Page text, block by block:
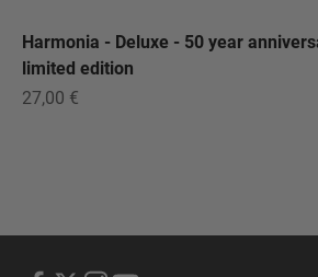
Harmonia - Deluxe - 50 year
limited edition
Angebot
27,00 €